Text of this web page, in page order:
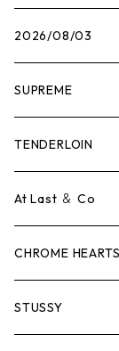
2026/08/03
SUPREME
Tシャツ
ロンTEE
スウェット/ニット
シャツ
TENDERLOIN
Tシャツ
ロンTEE
スウェット/ニット
At Last ＆ Co
Tシャツ
ロンTEE
CHROME HEARTS
Tシャツ
STUSSY